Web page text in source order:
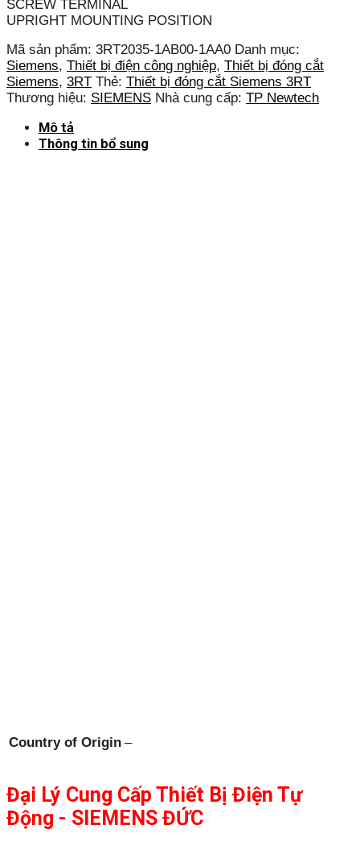
SCREW TERMINAL
UPRIGHT MOUNTING POSITION
Mã sản phẩm: 3RT2035-1AB00-1AA0 Danh mục:
Siemens, Thiết bị điện công nghiệp, Thiết bị đóng cắt
Siemens, 3RT Thẻ: Thiết bị đóng cắt Siemens 3RT
Thương hiệu: SIEMENS Nhà cung cấp: TP Newtech
Mô tả
Thông tin bổ sung
Country of Origin –
Đại Lý Cung Cấp Thiết Bị Điện Tự
Động - SIEMENS ĐỨC